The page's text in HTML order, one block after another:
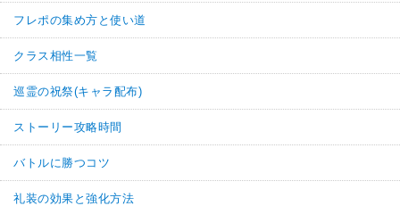
フレポの集め方と使い道
クラス相性一覧
巡霊の祝祭(キャラ配布)
ストーリー攻略時間
バトルに勝つコツ
礼装の効果と強化方法